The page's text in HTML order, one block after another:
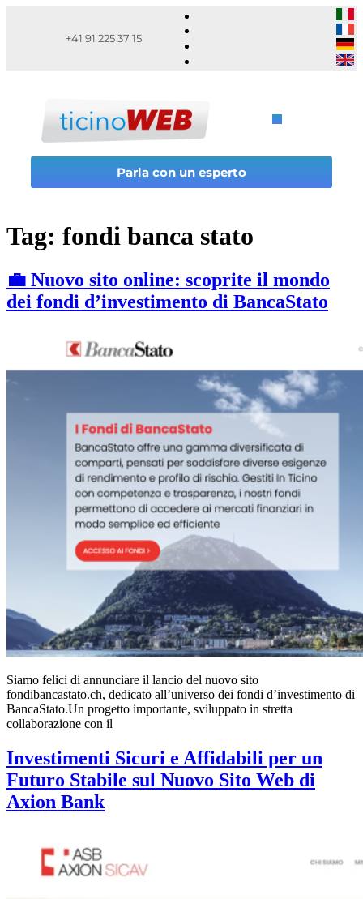
+41 91 225 37 15
Parla con un esperto
Tag: fondi banca stato
💼 Nuovo sito online: scoprite il mondo
dei fondi d’investimento di BancaStato
Siamo felici di annunciare il lancio del nuovo sito
fondibancastato.ch, dedicato all’universo dei fondi d’investimento di
BancaStato.Un progetto importante, sviluppato in stretta
collaborazione con il
Investimenti Sicuri e Affidabili per un
Futuro Stabile sul Nuovo Sito Web di
Axion Bank